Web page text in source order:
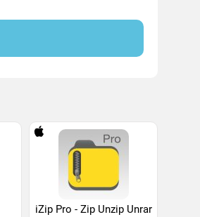
iZip Pro - Zip Unzip Unrar